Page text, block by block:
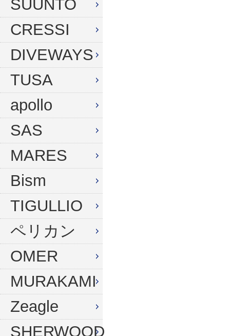
アワビオコシ
その他
フック
ダイブコンピューター
マスク
フィン
ウェットスーツ
インナー
グローブ
バッグ
ウェイト
ナイフ
フィン
ドライスーツ用フィン
ブーツ
ウィンターグローブ
ドライフード
フードベスト
メッシュバッグ
ウェイトベルト
アンクルウェイト
ウェイトベスト
水中ライト
SUUNTO
CRESSI
DIVEWAYS
TUSA
apollo
SAS
MARES
Bism
TIGULLIO
ペリカン
OMER
MURAKAMI
Zeagle
SHERWOOD